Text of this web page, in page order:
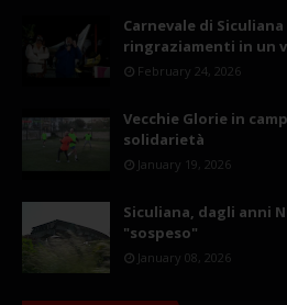
Carnevale di
ringraziamenti in un
February 24, 2026
Vecchie Glorie in
solidarietà
January 19, 2026
Siculiana, dagli anni
"sospeso"
January 08, 2026